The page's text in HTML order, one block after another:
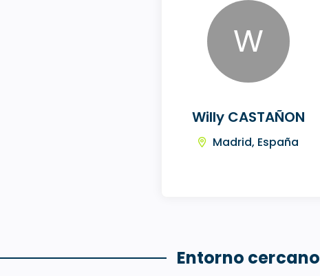
W
Willy CASTAÑON
Madrid, España
Entorno cercano